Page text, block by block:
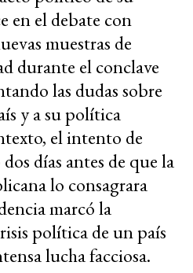
en el debate con
muestras de
durante el conclave
las dudas sobre
y a su política
el intento de
días antes de que la
lo consagrara
marcó la
política de un país
lucha facciosa.